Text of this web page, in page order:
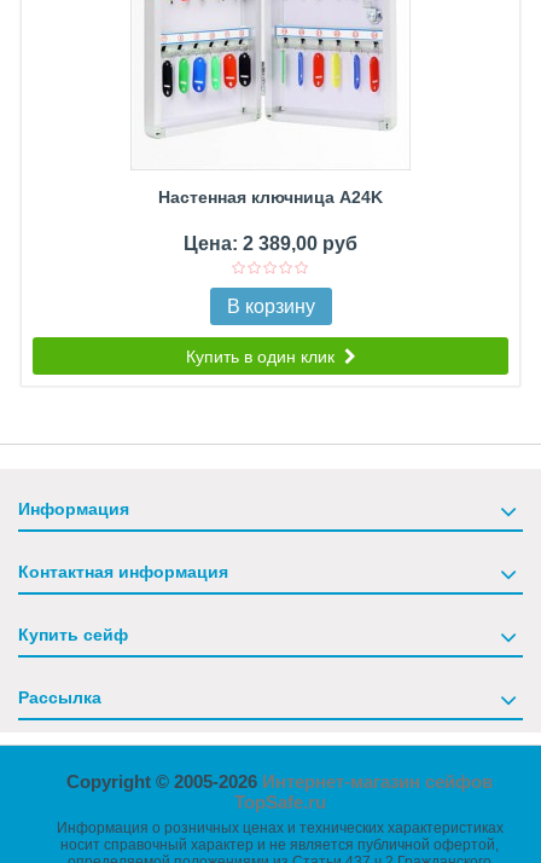
Настенная ключница A24K
Цена: 2 389,00 руб
В корзину
Купить в один клик
Информация
Контактная информация
Купить сейф
Рассылка
Copyright © 2005-2026 Интернет-магазин сейфов
TopSafe.ru
Информация о розничных ценах и технических характеристиках
носит справочный характер и не является публичной офертой,